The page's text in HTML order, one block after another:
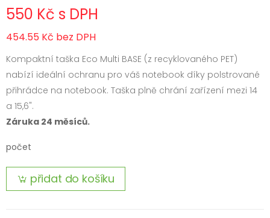
550 Kč s DPH
454.55 Kč bez DPH
Kompaktní taška Eco Multi BASE (z recyklovaného PET)
nabízí ideální ochranu pro váš notebook díky polstrované
přihrádce na notebook. Taška plně chrání zařízení mezi 14
a 15,6".
Záruka 24 měsíců.
počet
přidat do košíku